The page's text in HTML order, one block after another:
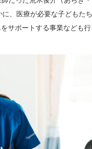
、医療が必要な子どもた
サポートする事業なども行